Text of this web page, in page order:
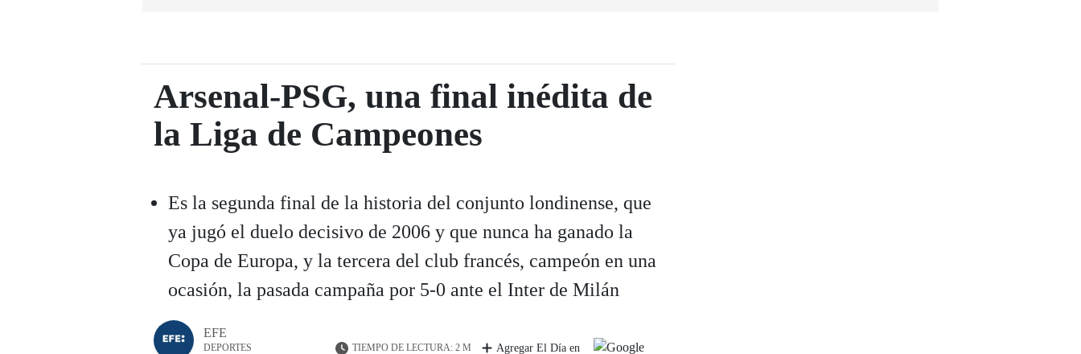
Arsenal-PSG, una final inédita de
la Liga de Campeones
Es la segunda final de la historia del conjunto londinense, que
ya jugó el duelo decisivo de 2006 y que nunca ha ganado la
Copa de Europa, y la tercera del club francés, campeón en una
ocasión, la pasada campaña por 5-0 ante el Inter de Milán
EFE
DEPORTES TIEMPO DE LECTURA: 2 M Agregar El Día en